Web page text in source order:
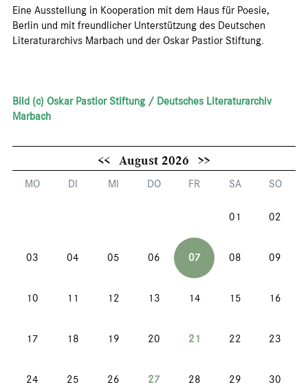
Eine Ausstellung in Kooperation mit dem Haus für Poesie,
Berlin und mit freundlicher Unterstützung des Deutschen
Literaturarchivs Marbach und der Oskar Pastior Stiftung.
Bild (c) Oskar Pastior Stiftung / Deutsches Literaturarchiv
Marbach
<< August 2026 >>
MO DI MI DO FR SA SO
01 02
03 04 05 06 07 08 09
10 11 12 13 14 15 16
17 18 19 20 21 22 23
24 25 26 27 28 29 30